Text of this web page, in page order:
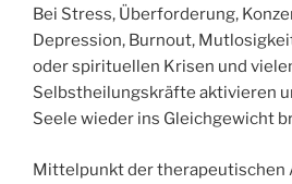
Bei Stress, Überforderung,
Depression, Burnout,
oder spirituellen Krisen und
Selbstheilungskräfte aktivieren
Seele wieder ins Gleichgewicht
Mittelpunkt der therapeutischen